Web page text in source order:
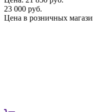
23 000 руб.
Цена в розничных